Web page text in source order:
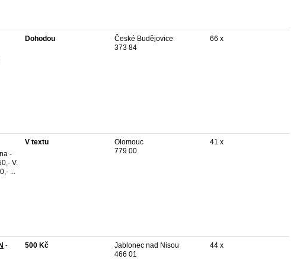
Dohodou
České Budějovice
373 84
66 x
-
V.
...
V textu
Olomouc
779 00
41 x
-
500 Kč
Jablonec nad Nisou
466 01
44 x